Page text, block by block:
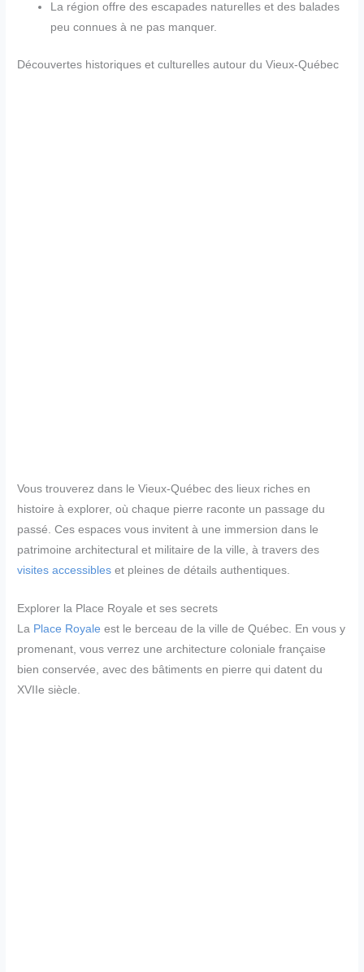
La région offre des escapades naturelles et des balades
peu connues à ne pas manquer.
Découvertes historiques et culturelles autour du Vieux-Québec
Vous trouverez dans le Vieux-Québec des lieux riches en
histoire à explorer, où chaque pierre raconte un passage du
passé. Ces espaces vous invitent à une immersion dans le
patrimoine architectural et militaire de la ville, à travers des
visites accessibles et pleines de détails authentiques.
Explorer la Place Royale et ses secrets
La Place Royale est le berceau de la ville de Québec. En vous y
promenant, vous verrez une architecture coloniale française
bien conservée, avec des bâtiments en pierre qui datent du
XVIIe siècle.